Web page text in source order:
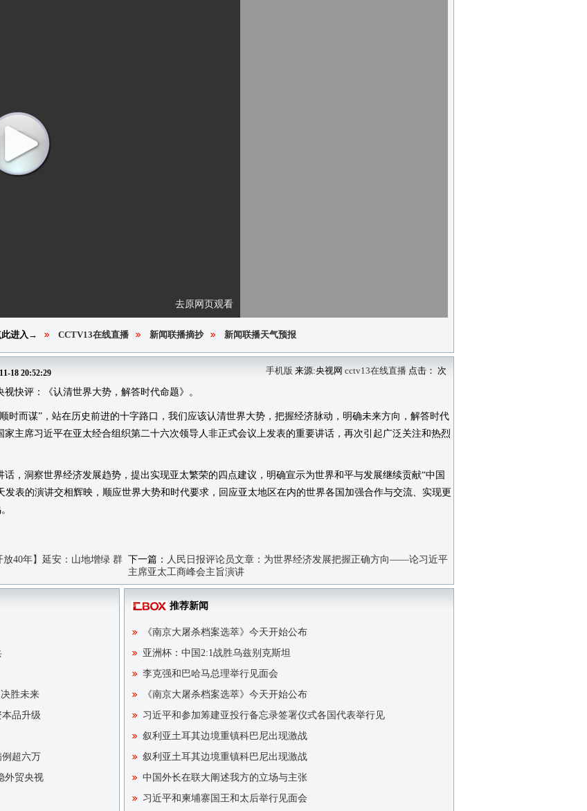
去原网页观看
此进入→ CCTV13在线直播 新闻联播摘抄 新闻联播天气预报
18 20:52:29 手机版 来源:央视网 cctv13在线直播 点击： 次
评：《认清世界大势，解答时代命题》。
而谋”，站在历史前进的十字路口，我们应该认清世界大势，把握经济脉动，明确未来方向，解答时代
家主席习近平在亚太经合组织第二十六次领导人非正式会议上发表的重要讲话，再次引起广泛关注和热烈
洞察世界经济发展趋势，提出实现亚太繁荣的四点建议，明确宣示为世界和平与发展继续贡献“中国
发表的演讲交相辉映，顺应世界大势和时代要求，回应亚太地区在内的世界各国加强合作与交流、实现更
40年】延安：山地增绿 群 下一篇： 人民日报评论员文章：为世界经济发展把握正确方向——论习近平
主席亚太工商峰会主旨演讲
推荐新闻
《南京大屠杀档案选萃》今天开始公布
亚洲杯：中国2:1战胜乌兹别克斯坦
李克强和巴哈马总理举行见面会
《南京大屠杀档案选萃》今天开始公布
习近平和参加筹建亚投行备忘录签署仪式各国代表举行见
叙利亚土耳其边境重镇科巴尼出现激战
叙利亚土耳其边境重镇科巴尼出现激战
中国外长在联大阐述我方的立场与主张
习近平和柬埔寨国王和太后举行见面会
胜未来
本品升级
超六万
外贸央视